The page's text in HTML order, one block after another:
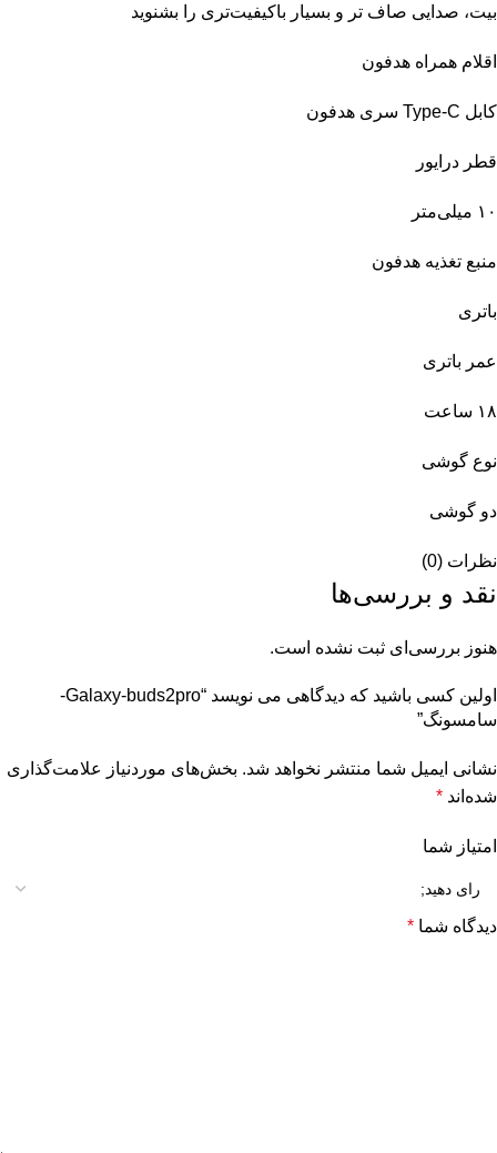
بیت، صدایی صاف تر و بسیار با‌کیفیت‌تری را بشنوید
اقلام همراه هدفون
کابل Type-C سری هدفون
قطر درایور
۱۰ میلی‌متر
منبع تغذیه هدفون
باتری
عمر باتری
۱۸ ساعت
نوع گوشی
دو گوشی
نظرات (0)
نقد و بررسی‌ها
هنوز بررسی‌ای ثبت نشده است.
اولین کسی باشید که دیدگاهی می نویسد “Galaxy-buds2pro-
سامسونگ”
نشانی ایمیل شما منتشر نخواهد شد. بخش‌های موردنیاز علامت‌گذاری
شده‌اند *
امتیاز شما
دیدگاه شما *